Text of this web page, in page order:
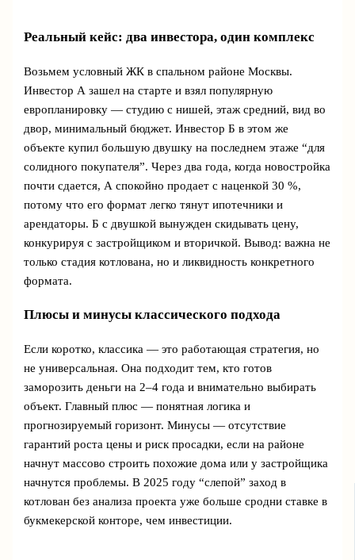
Реальный кейс: два инвестора, один комплекс
Возьмем условный ЖК в спальном районе Москвы.
Инвестор А зашел на старте и взял популярную
европланировку — студию с нишей, этаж средний, вид во
двор, минимальный бюджет. Инвестор Б в этом же
объекте купил большую двушку на последнем этаже “для
солидного покупателя”. Через два года, когда новостройка
почти сдается, А спокойно продает с наценкой 30 %,
потому что его формат легко тянут ипотечники и
арендаторы. Б с двушкой вынужден скидывать цену,
конкурируя с застройщиком и вторичкой. Вывод: важна не
только стадия котлована, но и ликвидность конкретного
формата.
Плюсы и минусы классического подхода
Если коротко, классика — это работающая стратегия, но
не универсальная. Она подходит тем, кто готов
заморозить деньги на 2–4 года и внимательно выбирать
объект. Главный плюс — понятная логика и
прогнозируемый горизонт. Минусы — отсутствие
гарантий роста цены и риск просадки, если на районе
начнут массово строить похожие дома или у застройщика
начнутся проблемы. В 2025 году “слепой” заход в
котлован без анализа проекта уже больше сродни ставке в
букмекерской конторе, чем инвестиции.